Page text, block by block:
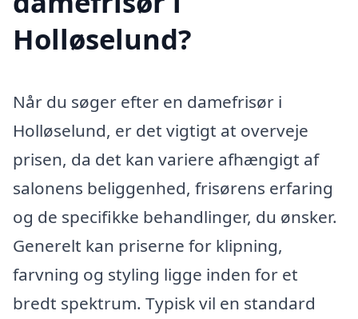
Holløselund?
Når du søger efter en damefrisør i
Holløselund, er det vigtigt at overveje
prisen, da det kan variere afhængigt af
salonens beliggenhed, frisørens erfaring
og de specifikke behandlinger, du ønsker.
Generelt kan priserne for klipning,
farvning og styling ligge inden for et
bredt spektrum. Typisk vil en standard